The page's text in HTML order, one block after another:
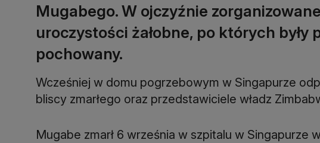
Mugabego. W ojczyźnie
uroczystości żałobne, po których były
pochowany.
Wcześniej w domu pogrzebowym w Singapurze
bliscy zmarłego oraz przedstawiciele władz
Mugabe zmarł 6 września w szpitalu w Singapurze